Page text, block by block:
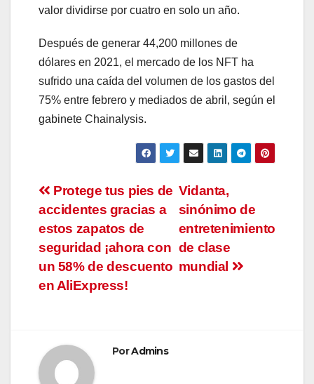
valor dividirse por cuatro en solo un año.
Después de generar 44,200 millones de
dólares en 2021, el mercado de los NFT ha
sufrido una caída del volumen de los gastos del
75% entre febrero y mediados de abril, según el
gabinete Chainalysis.
Navegación
de
entradas
Vidanta,
sinónimo de
entretenimiento
de clase
mundial
Protege tus pies de
accidentes gracias a
estos zapatos de
seguridad ¡ahora con
un 58% de descuento
en AliExpress!
PorAdmins